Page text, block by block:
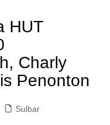
HUT
Charly
Penonton
Sulbar